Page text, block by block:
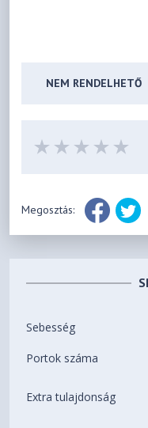
NEM RENDELHETŐ
Megosztás:
Sebesség
Portok száma
Extra tulajdonság